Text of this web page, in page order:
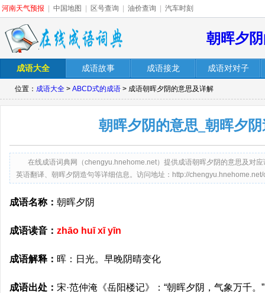
河南天气预报 中国地图 区号查询 油价查询 汽车时刻
朝晖夕
成语大全 成语故事 成语接龙 成语对对子
位置： 成语大全 > ABCD式的成语 > 成语朝晖夕阴的意思及详解
朝晖夕阴的意思_朝晖夕
在线成语词典网（chengyu.hnehome.net）提供成语朝晖夕阴的意思及对
英语翻译、朝晖夕阴造句等详细信息。访问地址：http://
成语名称： 朝晖夕阴
成语读音： zhāo huī xī yīn
成语解释： 晖：日光。早晚阴晴变化
成语出处： 宋·范仲淹《岳阳楼记》：“朝晖夕阴，气象万千。”